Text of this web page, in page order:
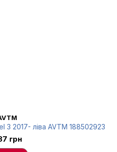
3 2017- ліва AVTM 188502923
грн